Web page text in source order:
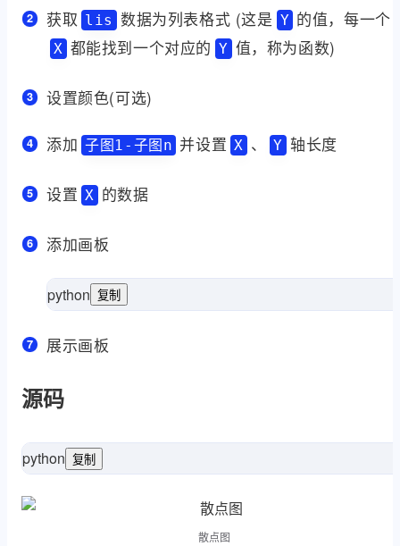
获取 lis 数据为列表格式 (这是 Y 的值，每一个
X 都能找到一个对应的 Y 值，称为函数)
设置颜色(可选)
添加 子图1-子图n 并设置 X 、 Y 轴长度
设置 X 的数据
添加画板
python 复制
展示画板
源码
python 复制
散点图